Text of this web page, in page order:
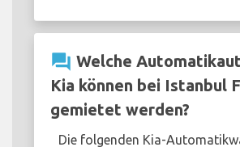
question_answer Welche
Kia können bei Istanbul
gemietet werden?
Die folgenden Kia-